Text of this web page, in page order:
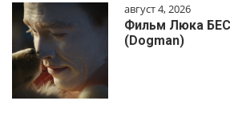
август 4, 2026
Фильм Люка
(Dogman)